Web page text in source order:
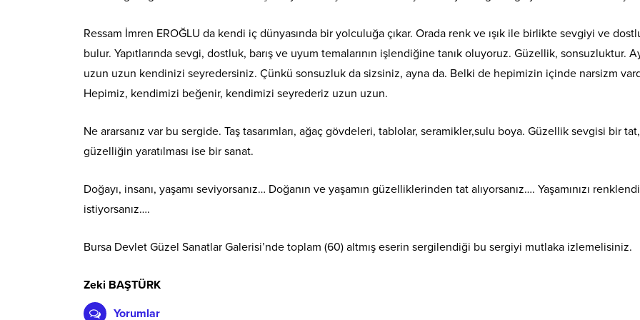
Ressam İmren EROĞLU da kendi iç dünyasında bir yolculuğa çıkar. Orada renk ve ışık ile birlikte sevgiyi ve
bulur. Yapıtlarında sevgi, dostluk, barış ve uyum temalarının işlendiğine tanık oluyoruz. Güzellik, sonsuzluktur.
uzun uzun kendinizi seyredersiniz. Çünkü sonsuzluk da sizsiniz, ayna da. Belki de hepimizin içinde narsizm
Hepimiz, kendimizi beğenir, kendimizi seyrederiz uzun uzun.
Ne ararsanız var bu sergide. Taş tasarımları, ağaç gövdeleri, tablolar, seramikler,sulu boya. Güzellik sevgisi bir tat,
güzelliğin yaratılması ise bir sanat.
Doğayı, insanı, yaşamı seviyorsanız… Doğanın ve yaşamın güzelliklerinden tat alıyorsanız…. Yaşamınızı
istiyorsanız….
Bursa Devlet Güzel Sanatlar Galerisi’nde toplam (60) altmış eserin sergilendiği bu sergiyi mutlaka izlemelisiniz.
Zeki BAŞTÜRK
Yorumlar